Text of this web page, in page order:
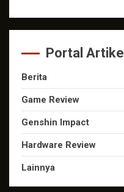
Portal Artikel
Berita
Game Review
Genshin Impact
Hardware Review
Lainnya